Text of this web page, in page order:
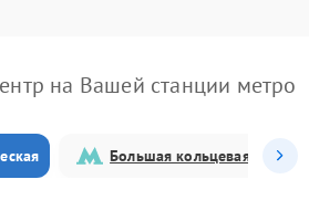
на Вашей станции метро
Большая кольцевая